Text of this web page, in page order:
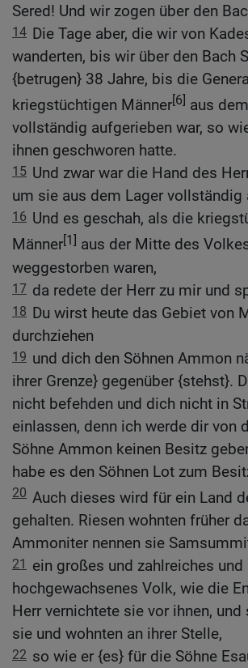
Sered! Und wir zogen über den
14 Die Tage aber, die wir von
wanderten, bis wir über den Bach
{betrugen} 38 Jahre, bis die
kriegstüchtigen Männer[6] aus
vollständig aufgerieben war, so
ihnen geschworen hatte.
15 Und zwar war die Hand des
um sie aus dem Lager vollständig
16 Und es geschah, als die
Männer[1] aus der Mitte des
weggestorben waren,
17 da redete der Herr zu mir und
18 Du wirst heute das Gebiet von
durchziehen
19 und dich den Söhnen Ammon
ihrer Grenze} gegenüber {stehst}.
nicht befehden und dich nicht in
einlassen, denn ich werde dir von
Söhne Ammon keinen Besitz
habe es den Söhnen Lot zum
20 Auch dieses wird für ein Land
gehalten. Riesen wohnten früher
Ammoniter nennen sie
21 ein großes und zahlreiches und
hochgewachsenes Volk, wie die
Herr vernichtete sie vor ihnen, und
sie und wohnten an ihrer Stelle,
22 so wie er {es} für die Söhne